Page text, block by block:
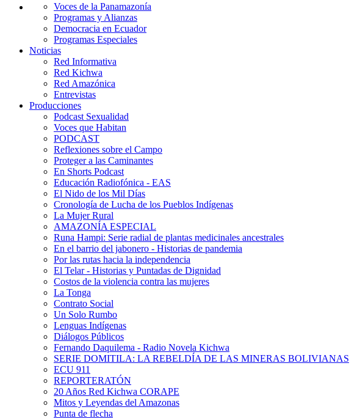
Voces de la Panamazonía
Programas y Alianzas
Democracia en Ecuador
Programas Especiales
Noticias
Red Informativa
Red Kichwa
Red Amazónica
Entrevistas
Producciones
Podcast Sexualidad
Voces que Habitan
PODCAST
Reflexiones sobre el Campo
Proteger a las Caminantes
En Shorts Podcast
Educación Radiofónica - EAS
El Nido de los Mil Días
Cronología de Lucha de los Pueblos Indígenas
La Mujer Rural
AMAZONÍA ESPECIAL
Runa Hampi: Serie radial de plantas medicinales ancestrales
En el barrio del jabonero - Historias de pandemia
Por las rutas hacia la independencia
El Telar - Historias y Puntadas de Dignidad
Costos de la violencia contra las mujeres
La Tonga
Contrato Social
Un Solo Rumbo
Lenguas Indígenas
Diálogos Públicos
Fernando Daquilema - Radio Novela Kichwa
SERIE DOMITILA: LA REBELDÍA DE LAS MINERAS BOLIVIANAS
ECU 911
REPORTERATÓN
20 Años Red Kichwa CORAPE
Mitos y Leyendas del Amazonas
Punta de flecha